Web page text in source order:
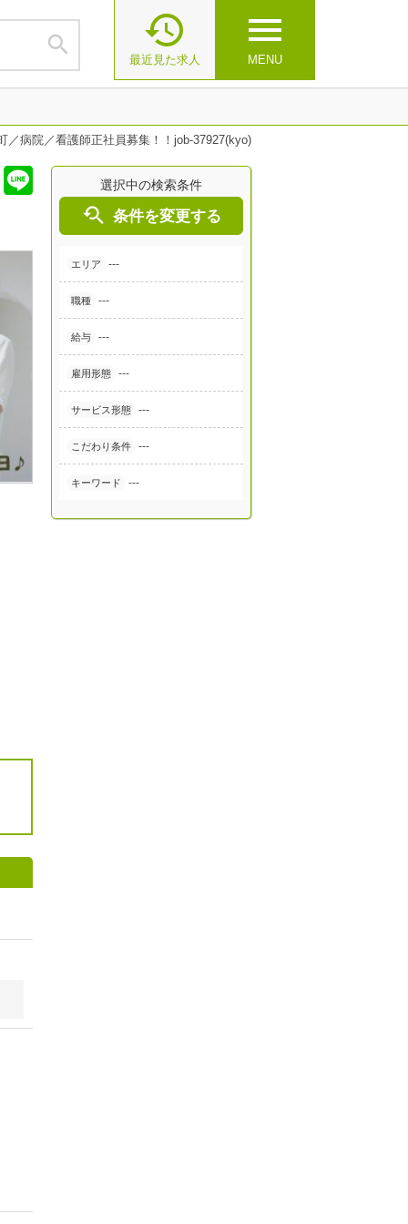
 menu
MENU

最近見た求人
／病院／看護師正社員募集！！job-37927(kyo)
選択中の検索条件
 条件を変更する
エリア ---
職種 ---
給与 ---
雇用形態 ---
サービス形態 ---
こだわり条件 ---
キーワード ---